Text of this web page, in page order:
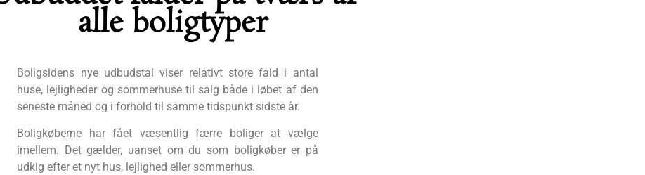
alle boligtyper
Boligsidens nye udbudstal viser relativt store fald i antal
huse, lejligheder og sommerhuse til salg både i løbet af den
seneste måned og i forhold til samme tidspunkt sidste år.
Boligkøberne har fået væsentlig færre boliger at vælge
imellem. Det gælder, uanset om du som boligkøber er på
udkig efter et nyt hus, lejlighed eller sommerhus.